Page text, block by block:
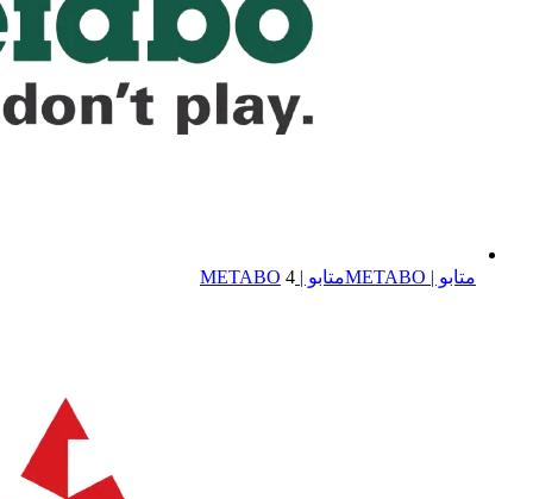
متابو | METABO متابو | METABO 4